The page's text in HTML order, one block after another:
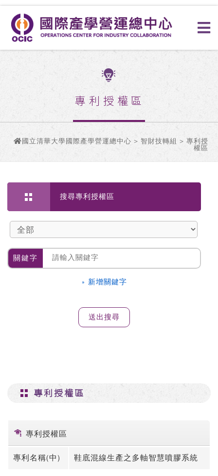
專利授權區
國立清華大學國際產學營運總中心 > 智財技轉組 > 專利授
權區
搜尋專利授權區
關鍵字
» 新增關鍵字
專利授權區
專利授權區
專利名稱(中) 鞋底混線生產之多軸智慧噴膠系統